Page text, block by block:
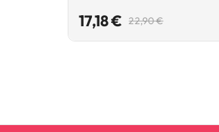
17,18 € 22,90 €
base